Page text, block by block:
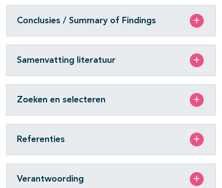
Conclusies / Summary of Findings
Samenvatting literatuur
Zoeken en selecteren
Referenties
Verantwoording